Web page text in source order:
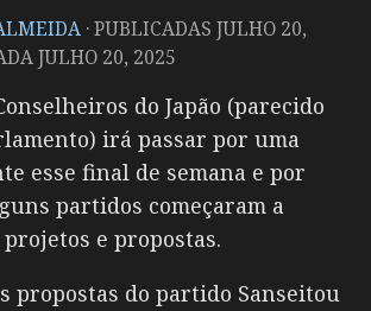
· PUBLICADAS JULHO 20,
JULHO 20, 2025
do Japão (parecido
irá passar por uma
esse final de semana e por
partidos começaram a
e propostas.
propostas do partido Sanseitou